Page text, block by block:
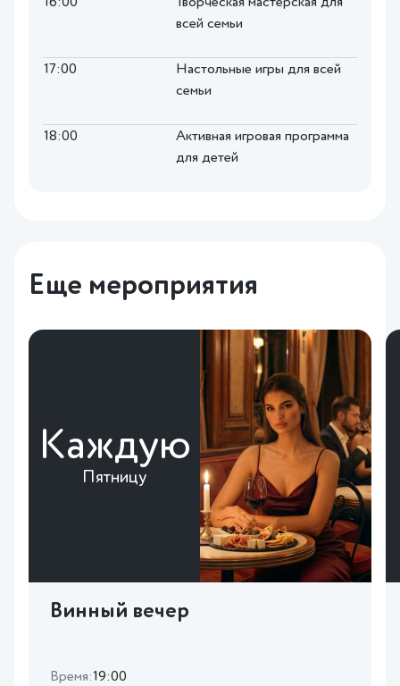
16:00
Творческая мастерская для
всей семьи
17:00
Настольные игры для всей
семьи
18:00
Активная игровая программа
для детей
Еще мероприятия
Каждую
Пятницу
Винный вечер
Время:19:00